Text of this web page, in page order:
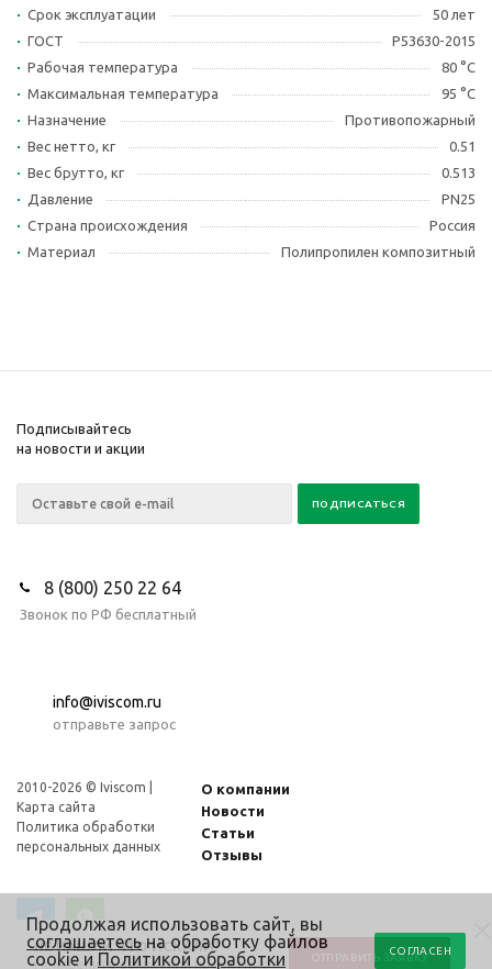
Срок эксплуатации
50 лет
ГОСТ
Р53630-2015
Рабочая температура
80 °С
Максимальная температура
95 °С
Назначение
Противопожарный
Вес нетто, кг
0.51
Вес брутто, кг
0.513
Давление
PN25
Страна происхождения
Россия
Материал
Полипропилен композитный
НЕ НАШЛИ ЧТО ИСКАЛИ?
Прикрепите заявку или проектную
ОТПРАВИТЬ ЗАЯВКУ
Подписывайтесь
на новости и акции
8 (800) 250 22 64
Звонок по РФ бесплатный
info@iviscom.ru
отправьте запрос
2010-2026 © Iviscom |
Карта сайта
Политика обработки
персональных данных
О компании
Новости
Статьи
Отзывы
Продолжая использовать сайт, вы
соглашаетесь на обработку файлов
cookie и Политикой обработки
СОГЛАСЕН